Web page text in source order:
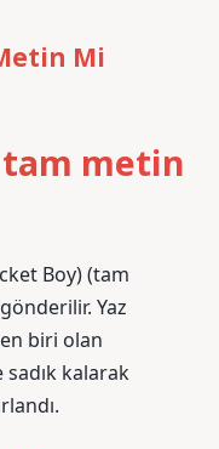
Mi
metin
Boy) (tam
Yaz
biri olan
kalarak